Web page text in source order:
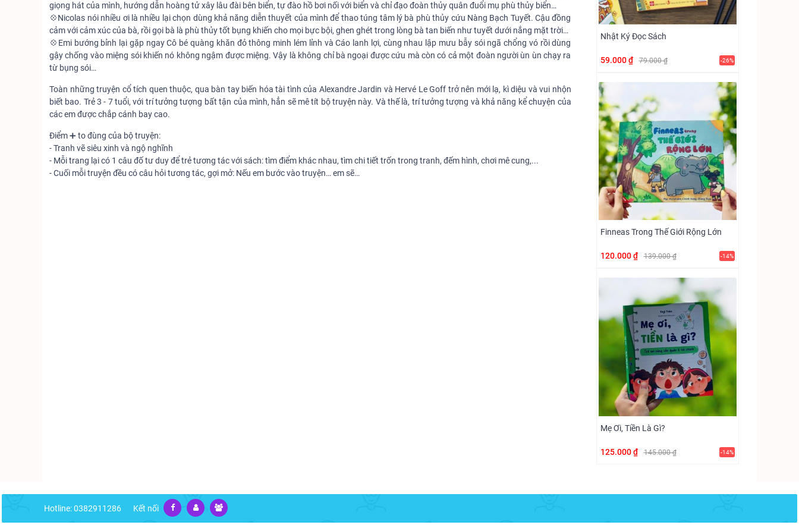
giọng hát của mình, hướng dẫn hoàng tử xây lâu đài bên biển, tự đào hồ bơi nối với biển và chỉ đạo đoàn thủy quân đuổi mụ phù thủy biển…
💠Nicolas nói nhiều ơi là nhiều lại chọn dùng khả năng diễn thuyết của mình để thao túng tâm lý bà phù thủy cứu Nàng Bạch Tuyết. Cậu đồng
cảm với cảm xúc của bà, rồi gọi bà là phù thủy tốt bụng khiến cho mọi bực bội, ghen ghét trong lòng bà tan biến như tuyết dưới nắng mặt trời…
💠Emi bướng bỉnh lại gặp ngay Cô bé quàng khăn đỏ thông minh lém lỉnh và Cáo lanh lợi, cùng nhau lập mưu bẫy sói ngã chổng vó rồi dùng
gậy chống vào miệng sói khiến nó không ngậm được miệng. Vậy là không chỉ bà ngoại được cứu mà còn có cả một đoàn người ùn ùn chạy ra
từ bụng sói…
Toàn những truyện cổ tích quen thuộc, qua bàn tay biến hóa tài tình của Alexandre Jardin và Hervé Le Goff trở nên mới lạ, kì diệu và vui nhộn
biết bao. Trẻ 3 - 7 tuổi, với trí tưởng tượng bất tận của mình, hẳn sẽ mê tít bộ truyện này. Và thế là, trí tưởng tượng và khả năng kể chuyện của
các em được chắp cánh bay cao.
Điểm ➕ to đùng của bộ truyện:
- Tranh vẽ siêu xinh và ngộ nghĩnh
- Mỗi trang lại có 1 câu đố tư duy để trẻ tương tác với sách: tìm điểm khác nhau, tìm chi tiết trốn trong tranh, đếm hình, chơi mê cung,...
- Cuối mỗi truyện đều có câu hỏi tương tác, gợi mở: Nếu em bước vào truyện… em sẽ…
Nhật Ký Đọc Sách
59.000 ₫ 79.000 ₫ -26%
Finneas Trong Thế Giới Rộng Lớn
120.000 ₫ 139.000 ₫ -14%
Mẹ Ơi, Tiền Là Gì?
125.000 ₫ 145.000 ₫ -14%
Hotline: 0382911286 Kết nối